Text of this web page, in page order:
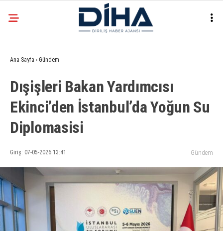
22.3°
ANKARA
EKONOMI
SIYASET
DÜNYA
Ana Sayfa › Gündem
Dışişleri Bakan Yardımcısı
Ekinci’den İstanbul’da Yoğun Su
Diplomasisi
Giriş: 07-05-2026 13:41 Gündem